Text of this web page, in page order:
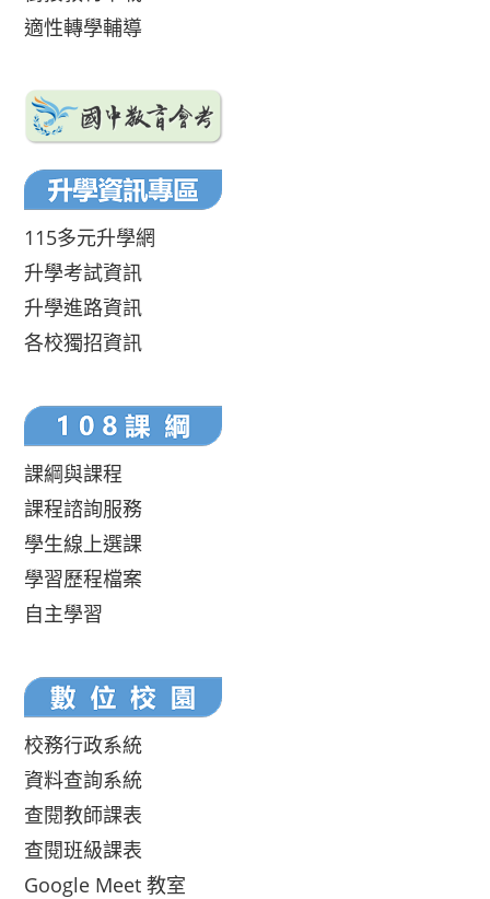
適性轉學輔導
115多元升學網
升學考試資訊
升學進路資訊
各校獨招資訊
課綱與課程
課程諮詢服務
學生線上選課
學習歷程檔案
自主學習
校務行政系統
資料查詢系統
查閱教師課表
查閱班級課表
Google Meet 教室